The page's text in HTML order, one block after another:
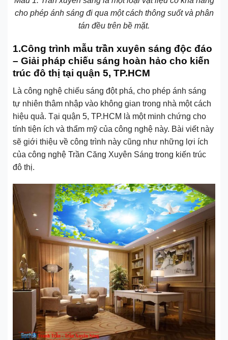
cho phép ánh sáng đi qua một cách thông suốt và phân
tán đều trên bề mặt.
1.Công trình mẫu trần xuyên sáng độc đáo
– Giải pháp chiếu sáng hoàn hảo cho kiến
trúc đô thị tại quận 5, TP.HCM
Là công nghệ chiếu sáng đột phá, cho phép ánh sáng
tự nhiên thâm nhập vào không gian trong nhà một cách
hiệu quả. Tại quận 5, TP.HCM là một minh chứng cho
tính tiện ích và thẩm mỹ của công nghệ này. Bài viết này
sẽ giới thiệu về công trình này cũng như những lợi ích
của công nghệ Trần Căng Xuyên Sáng trong kiến trúc
đô thị.